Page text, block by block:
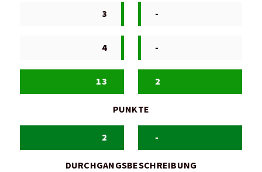
3 -
4 -
13 2
PUNKTE
2 -
DURCHGANGSBESCHREIBUNG